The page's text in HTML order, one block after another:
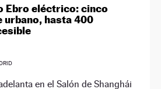
Ebro eléctrico: cinco
urbano, hasta 400
en el Salón de Shanghái